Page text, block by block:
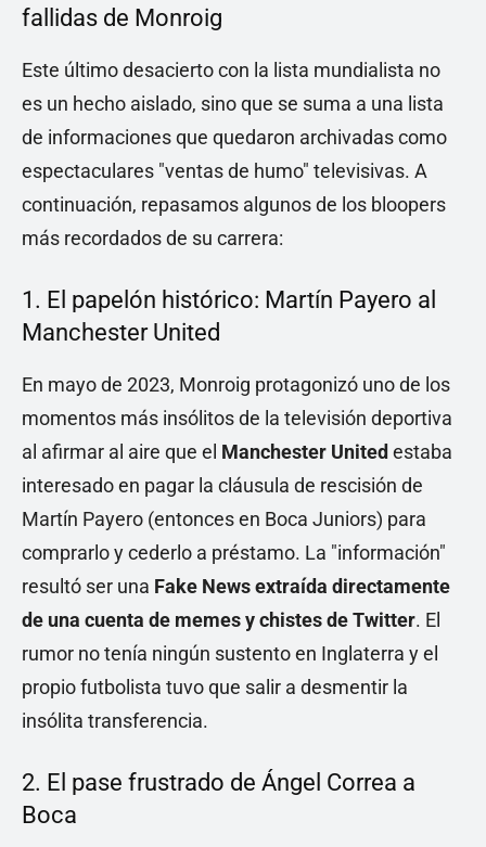
fallidas de Monroig
Este último desacierto con la lista mundialista no
es un hecho aislado, sino que se suma a una lista
de informaciones que quedaron archivadas como
espectaculares "ventas de humo" televisivas. A
continuación, repasamos algunos de los bloopers
más recordados de su carrera:
1. El papelón histórico: Martín Payero al
Manchester United
En mayo de 2023, Monroig protagonizó uno de los
momentos más insólitos de la televisión deportiva
al afirmar al aire que el Manchester United estaba
interesado en pagar la cláusula de rescisión de
Martín Payero (entonces en Boca Juniors) para
comprarlo y cederlo a préstamo. La "información"
resultó ser una Fake News extraída directamente
de una cuenta de memes y chistes de Twitter. El
rumor no tenía ningún sustento en Inglaterra y el
propio futbolista tuvo que salir a desmentir la
insólita transferencia.
2. El pase frustrado de Ángel Correa a
Boca